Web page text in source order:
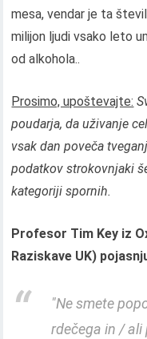
mesa, vendar je ta
milijon ljudi vsako leto
od alkohola..
Prosimo, upoštevajte:
poudarja, da uživanje
vsak dan poveča
podatkov strokovnjaki
kategoriji spornih.
Profesor Tim Key iz
Raziskave UK)
"Ne smete
rdečega in / ali